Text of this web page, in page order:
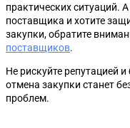
практических ситуаций.
поставщика и хотите
закупки, обратите
поставщиков.
Не рискуйте репутацией
отмена закупки станет
проблем.